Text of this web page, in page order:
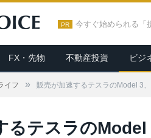
PR 今すぐ始められる「
FX・先物 不動産投資 ビジ
イフ » 販売が加速するテスラのModel 3
るテスラの